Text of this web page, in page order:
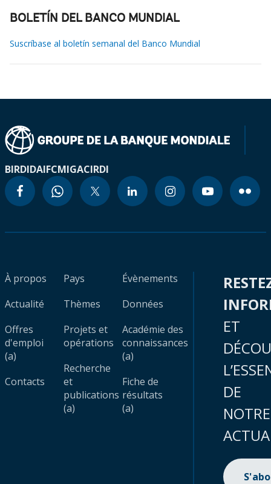
BOLETÍN DEL BANCO MUNDIAL
Suscríbase al boletín semanal del Banco Mundial
BIRDIDAIFCMIGACIRDI
À propos
Actualité
Offres
d'emploi
(a)
Contacts
Pays
Thèmes
Projets et
opérations
Recherche
et
publications
(a)
Évènements
Données
Académie des
connaissances
(a)
Fiche de
résultats
(a)
ET
DE
NOTRE